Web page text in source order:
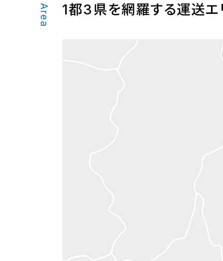
Area 1都3県を網羅する運送エ